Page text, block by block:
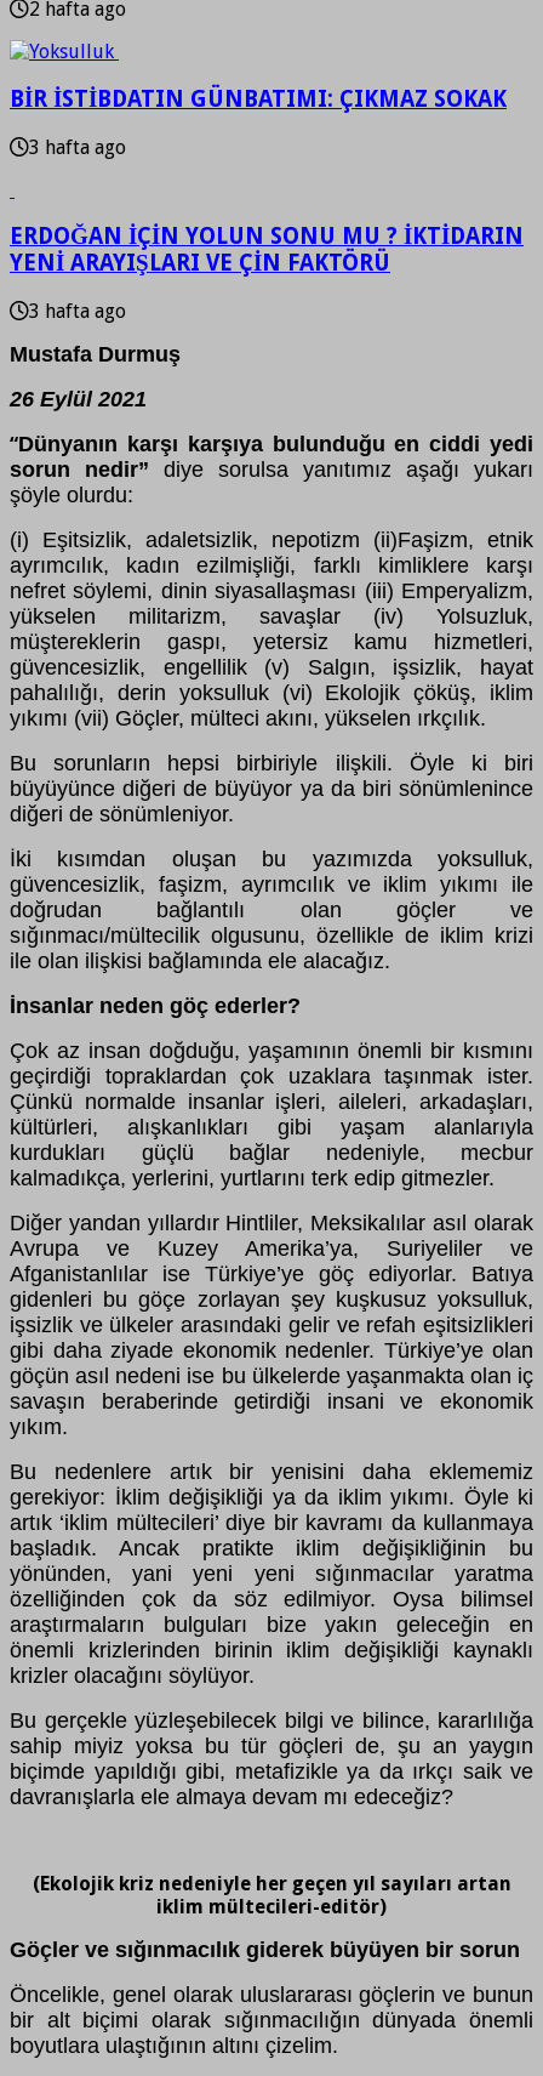
2 hafta ago
BİR İSTİBDATIN GÜNBATIMI: ÇIKMAZ SOKAK
3 hafta ago
ERDOĞAN İÇİN YOLUN SONU MU ? İKTİDARIN
YENİ ARAYIŞLARI VE ÇİN FAKTÖRÜ
3 hafta ago
Mustafa Durmuş
26 Eylül 2021
“Dünyanın karşı karşıya bulunduğu en ciddi yedi
sorun nedir” diye sorulsa yanıtımız aşağı yukarı
şöyle olurdu:
(i) Eşitsizlik, adaletsizlik, nepotizm (ii)Faşizm, etnik
ayrımcılık, kadın ezilmişliği, farklı kimliklere karşı
nefret söylemi, dinin siyasallaşması (iii) Emperyalizm,
yükselen militarizm, savaşlar (iv) Yolsuzluk,
müştereklerin gaspı, yetersiz kamu hizmetleri,
güvencesizlik, engellilik (v) Salgın, işsizlik, hayat
pahalılığı, derin yoksulluk (vi) Ekolojik çöküş, iklim
yıkımı (vii) Göçler, mülteci akını, yükselen ırkçılık.
Bu sorunların hepsi birbiriyle ilişkili. Öyle ki biri
büyüyünce diğeri de büyüyor ya da biri sönümlenince
diğeri de sönümleniyor.
İki kısımdan oluşan bu yazımızda yoksulluk,
güvencesizlik, faşizm, ayrımcılık ve iklim yıkımı ile
doğrudan bağlantılı olan göçler ve
sığınmacı/mültecilik olgusunu, özellikle de iklim krizi
ile olan ilişkisi bağlamında ele alacağız.
İnsanlar neden göç ederler?
Çok az insan doğduğu, yaşamının önemli bir kısmını
geçirdiği topraklardan çok uzaklara taşınmak ister.
Çünkü normalde insanlar işleri, aileleri, arkadaşları,
kültürleri, alışkanlıkları gibi yaşam alanlarıyla
kurdukları güçlü bağlar nedeniyle, mecbur
kalmadıkça, yerlerini, yurtlarını terk edip gitmezler.
Diğer yandan yıllardır Hintliler, Meksikalılar asıl olarak
Avrupa ve Kuzey Amerika’ya, Suriyeliler ve
Afganistanlılar ise Türkiye’ye göç ediyorlar. Batıya
gidenleri bu göçe zorlayan şey kuşkusuz yoksulluk,
işsizlik ve ülkeler arasındaki gelir ve refah eşitsizlikleri
gibi daha ziyade ekonomik nedenler. Türkiye’ye olan
göçün asıl nedeni ise bu ülkelerde yaşanmakta olan iç
savaşın beraberinde getirdiği insani ve ekonomik
yıkım.
Bu nedenlere artık bir yenisini daha eklememiz
gerekiyor: İklim değişikliği ya da iklim yıkımı. Öyle ki
artık ‘iklim mültecileri’ diye bir kavramı da kullanmaya
başladık. Ancak pratikte iklim değişikliğinin bu
yönünden, yani yeni yeni sığınmacılar yaratma
özelliğinden çok da söz edilmiyor. Oysa bilimsel
araştırmaların bulguları bize yakın geleceğin en
önemli krizlerinden birinin iklim değişikliği kaynaklı
krizler olacağını söylüyor.
Bu gerçekle yüzleşebilecek bilgi ve bilince, kararlılığa
sahip miyiz yoksa bu tür göçleri de, şu an yaygın
biçimde yapıldığı gibi, metafizikle ya da ırkçı saik ve
davranışlarla ele almaya devam mı edeceğiz?
(Ekolojik kriz nedeniyle her geçen yıl sayıları artan
iklim mültecileri-editör)
Göçler ve sığınmacılık giderek büyüyen bir sorun
Öncelikle, genel olarak uluslararası göçlerin ve bunun
bir alt biçimi olarak sığınmacılığın dünyada önemli
boyutlara ulaştığının altını çizelim.